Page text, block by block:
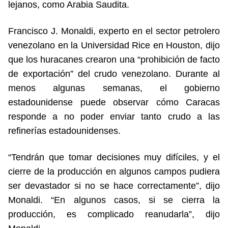
lejanos, como Arabia Saudita.
Francisco J. Monaldi, experto en el sector petrolero
venezolano en la Universidad Rice en Houston, dijo
que los huracanes crearon una “prohibición de facto
de exportación” del crudo venezolano. Durante al
menos algunas semanas, el gobierno
estadounidense puede observar cómo Caracas
responde a no poder enviar tanto crudo a las
refinerías estadounidenses.
“Tendrán que tomar decisiones muy difíciles, y el
cierre de la producción en algunos campos pudiera
ser devastador si no se hace correctamente”, dijo
Monaldi. “En algunos casos, si se cierra la
producción, es complicado reanudarla”, dijo